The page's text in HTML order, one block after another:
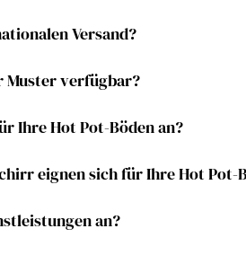
Versand?
Muster verfügbar?
Ihre Hot Pot-Böden an?
eignen sich für Ihre Hot Pot-
an?